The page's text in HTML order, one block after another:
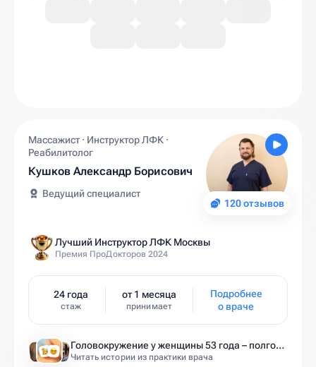
120 отзывов
Массажист · Инструктор ЛФК ·
Реабилитолог
Кушков Александр Борисович
Ведущий специалист
Лучший Инструктор ЛФК Москвы
Премия ПроДокторов 2024
24 года
стаж
от 1 месяца
принимает
Подробнее
о враче
Головокружение у женщины 53 года – полгода без диагноза и 6 занятий до результата
Читать истории из практики врача